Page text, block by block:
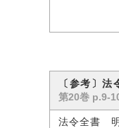
〔参考〕
第20巻 p.9-
法令全書